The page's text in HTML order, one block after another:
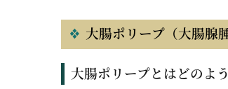
大腸ポリープ（大腸腺腫
大腸ポリープとはどのよ